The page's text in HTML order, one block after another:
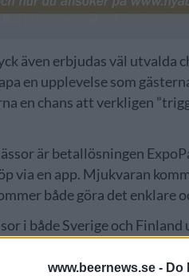
www.beernews.se - Do
även erbjudas väl utvalda
en upplevelse som
en chans att verkligen
är betallösningen
via en app. Mjukvaran
både göra det enklare
i både Sverige och
det gäller
vår digitala plattform